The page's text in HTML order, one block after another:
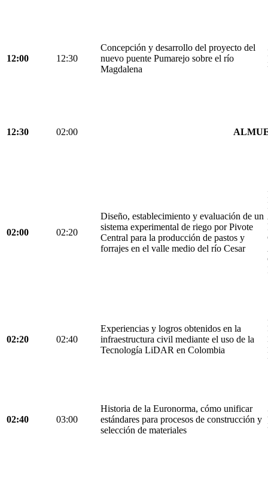
12:00 12:30
Concepción y desarrollo del proyecto del
nuevo puente Pumarejo sobre el río
Magdalena
12:30 02:00
02:00 02:20
Diseño, establecimiento y evaluación de un
sistema experimental de riego por Pivote
Central para la producción de pastos y
forrajes en el valle medio del río Cesar
02:20 02:40
Experiencias y logros obtenidos en la
infraestructura civil mediante el uso de la
Tecnología LiDAR en Colombia
02:40 03:00
Historia de la Euronorma, cómo unificar
estándares para procesos de construcción y
selección de materiales